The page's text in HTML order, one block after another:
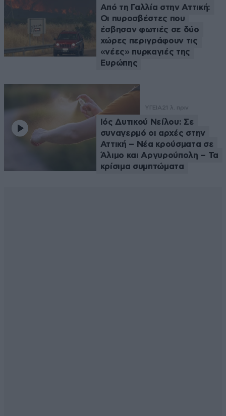
Από τη Γαλλία στην Αττική:
Οι πυροσβέστες που
έσβησαν φωτιές σε δύο
χώρες περιγράφουν τις
«νέες» πυρκαγιές της
Ευρώπης
ΥΓΕΙΑ21 λ. πριν
Ιός Δυτικού Νείλου: Σε
συναγερμό οι αρχές στην
Αττική – Νέα κρούσματα σε
Άλιμο και Αργυρούπολη – Τα
κρίσιμα συμπτώματα